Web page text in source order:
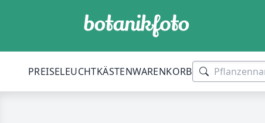
PREISELEUCHTKÄSTENWARENKORB